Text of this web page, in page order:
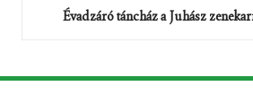
Évadzáró táncház a Juhász